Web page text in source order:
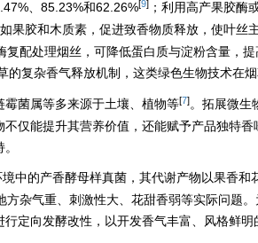
、85.23%和62.26%[9] ；利用高产果胶酶
果胶和木质素，促进致香物质释放，使叶丝
配处理烟丝，可降低蛋白质与淀粉含量，
复杂香气释放机制，这类绿色生物技术在
菌属等多来源于土壤、植物等[7]。拓展微生
仅能提升其营养价值，还能赋予产品独特
中的产香酵母样真菌，其代谢产物以果香和
杂气重、刺激性大、花甜香弱等实际问题
定向发酵改性，以开发香气丰富、风格鲜明